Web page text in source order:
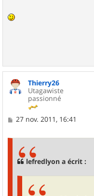
Thierry26
Utagawiste
passionné
M
27 nov. 2011, 16:41
lefredlyon a écrit :